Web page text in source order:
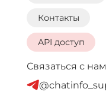
Контакты
API доступ
Связаться с